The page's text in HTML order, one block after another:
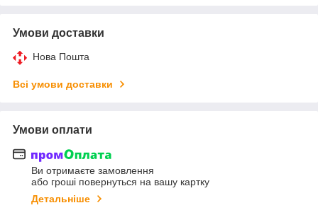
Умови доставки
Нова Пошта
Всі умови доставки
Умови оплати
Ви отримаєте замовлення
або гроші повернуться на вашу картку
Детальніше